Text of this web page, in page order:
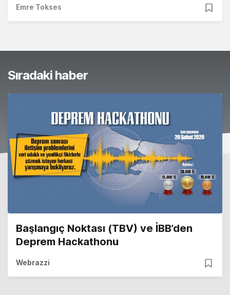
Emre Tokses
Sıradaki haber
Başlangıç Noktası (TBV) ve İBB’den
Deprem Hackathonu
Webrazzi